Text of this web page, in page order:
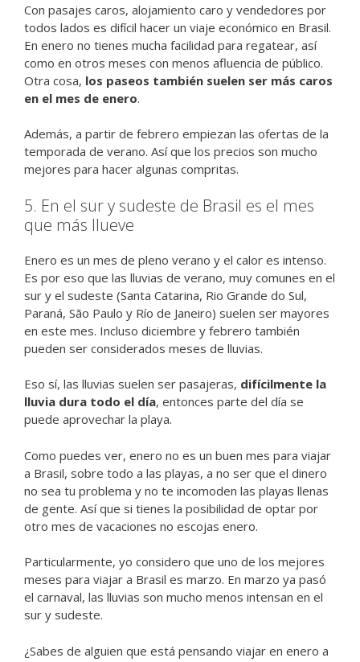
Con pasajes caros, alojamiento caro y vendedores por
todos lados es difícil hacer un viaje económico en Brasil.
En enero no tienes mucha facilidad para regatear, así
como en otros meses con menos afluencia de público.
Otra cosa, los paseos también suelen ser más caros
en el mes de enero.
Además, a partir de febrero empiezan las ofertas de la
temporada de verano. Así que los precios son mucho
mejores para hacer algunas compritas.
5. En el sur y sudeste de Brasil es el mes
que más llueve
Enero es un mes de pleno verano y el calor es intenso.
Es por eso que las lluvias de verano, muy comunes en el
sur y el sudeste (Santa Catarina, Rio Grande do Sul,
Paraná, São Paulo y Río de Janeiro) suelen ser mayores
en este mes. Incluso diciembre y febrero también
pueden ser considerados meses de lluvias.
Eso sí, las lluvias suelen ser pasajeras, difícilmente la
lluvia dura todo el día, entonces parte del día se
puede aprovechar la playa.
Como puedes ver, enero no es un buen mes para viajar
a Brasil, sobre todo a las playas, a no ser que el dinero
no sea tu problema y no te incomoden las playas llenas
de gente. Así que si tienes la posibilidad de optar por
otro mes de vacaciones no escojas enero.
Particularmente, yo considero que uno de los mejores
meses para viajar a Brasil es marzo. En marzo ya pasó
el carnaval, las lluvias son mucho menos intensan en el
sur y sudeste.
¿Sabes de alguien que está pensando viajar en enero a